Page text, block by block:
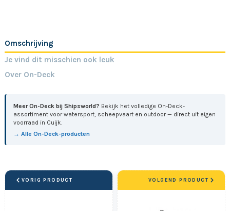
Omschrijving
Je vind dit misschien ook leuk
Over On-Deck
Meer On-Deck bij Shipsworld? Bekijk het volledige On-Deck-
assortiment voor watersport, scheepvaart en outdoor — direct uit eigen
voorraad in Cuijk.
→ Alle On-Deck-producten
VORIG PRODUCT VOLGEND PRODUCT